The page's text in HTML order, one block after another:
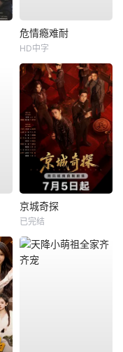
危情瘾难耐
HD中字
京城奇探
已完结